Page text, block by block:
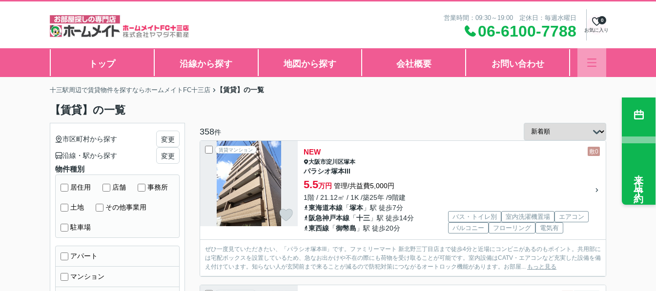
営業時間：09:30～19:00 定休日：毎週水曜日
06-6100-7788 お気に入り
0
トップ 沿線から探す 地図から探す 会社概要 お問い合わせ
十三駅周辺で賃貸物件を探すならホームメイトFC十三店 【賃貸】の一覧
【賃貸】の一覧
358件
賃貸マンション 敷0
NEW
大阪市淀川区塚本
パラシオ塚本III
5.5万円 管理/共益費5,000円
1階 / 21.12㎡ / 1K /築25年 /9階建
東海道本線 「塚本 」駅 徒歩7分
阪急神戸本線 「十三 」駅 徒歩14分
東西線 「御幣島 」駅 徒歩20分
バス・トイレ別 室内洗濯機置場
エアコン
バルコニー
フローリング 電気有
ぜひ一度見ていただきたい、「パラシオ塚本III」です。ファミリーマート 新北野三丁目店まで徒歩4分と近場にコンビニがあるのもポイント。共用部に
は宅配ボックスを設置しているため、急なお出かけや不在の際にも荷物を受け取ることが可能です。室内設備はCATV・エアコンなど充実した設備を備
え付けています。知らない人が玄関前まで来ることが減るので防犯対策につながるオートロック機能があります。お部屋... もっと見る
市区町村から探す 変更
沿線・駅から探す 変更
物件種別
居住用 店舗 事務所
土地 その他事業用
駐車場
アパート
マンション
来店予約